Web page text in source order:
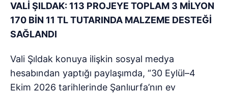
VALİ ŞILDAK: 113 PROJEYE TOPLAM 3 MİLYON
170 BİN 11 TL TUTARINDA MALZEME DESTEĞİ
SAĞLANDI
Vali Şıldak konuya ilişkin sosyal medya
hesabından yaptığı paylaşımda, “30 Eylül–4
Ekim 2026 tarihlerinde Şanlıurfa’nın ev